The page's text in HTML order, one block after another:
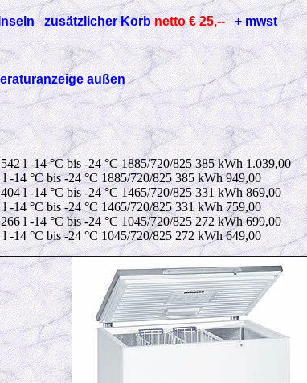
zusätzlicher Korbnetto € 25,--+ mwst
außen
l -14 °C bis -24 °C 1885/720/825 385 kWh 1.039,00
14 °C bis -24 °C 1885/720/825 385 kWh 949,00
l -14 °C bis -24 °C 1465/720/825 331 kWh 869,00
14 °C bis -24 °C 1465/720/825 331 kWh 759,00
l -14 °C bis -24 °C 1045/720/825 272 kWh 699,00
14 °C bis -24 °C 1045/720/825 272 kWh 649,00